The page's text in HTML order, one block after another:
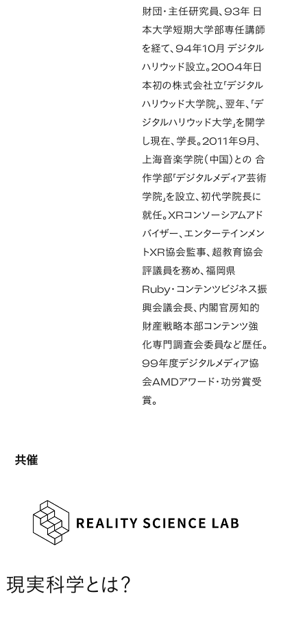
財団・主任研究員、93年 日
本大学短期大学部専任講師
を経て、94年10月 デジタル
ハリウッド設立。2004年日
本初の株式会社立「デジタル
ハリウッド大学院」、翌年、「デ
ジタルハリウッド大学」を開学
し現在、学長。2011年9月、
上海音楽学院（中国）との 合
作学部「デジタルメディア芸術
学院」を設立、初代学院長に
就任。XRコンソーシアムアド
バイザー、エンターテインメン
トXR協会監事、超教育協会
評議員を務め、福岡県
Ruby・コンテンツビジネス振
興会議会長、内閣官房知的
財産戦略本部コンテンツ強
化専門調査会委員など歴任。
99年度デジタルメディア協
会AMDアワード・功労賞受
賞。
共催
現実科学とは？